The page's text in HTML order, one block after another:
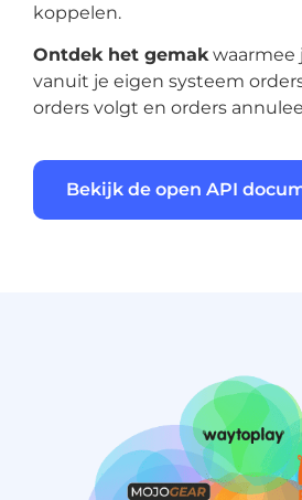
Inloggen
koppelen.
Ontdek het gemakwaarmee
vanuit je eigen systeem
orders volgt en orders
Bekijk de open API